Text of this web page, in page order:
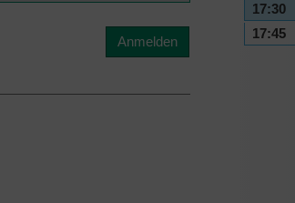
Anmelden
17:30
17:45